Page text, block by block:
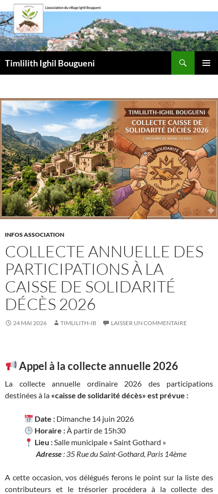
Aller
au
contenu
Timlilith Ighil Bougueni
INFOS ASSOCIATION
COLLECTE ANNUELLE DES
PARTICIPATIONS À LA
CAISSE DE SOLIDARITÉ
DÉCÈS 2026
24 MAI 2026 TIMLILITH-IB LAISSER UN COMMENTAIRE
Appel à la collecte annuelle 2026
La collecte annuelle ordinaire 2026 des participations
destinées à la «caisse de solidarité décès» est prévue :
Date : Dimanche 14 juin 2026
Horaire :À partir de 15h30
Lieu :Salle municipale « Saint Gothard »
Adresse: 35 Rue du Saint-Gothard, Paris 14ème
A cette occasion, vos délégués ferons le point sur la liste des
contributeurs et le trésorier procédera à la collecte des